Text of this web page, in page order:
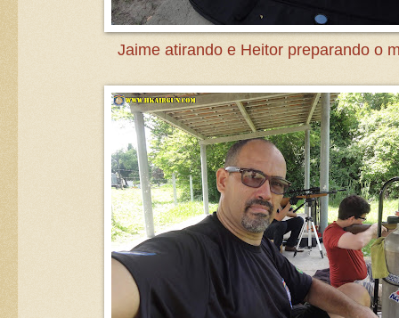
Jaime atirando e Heitor preparando o